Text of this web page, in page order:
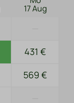
17 Aug
431 €
569 €